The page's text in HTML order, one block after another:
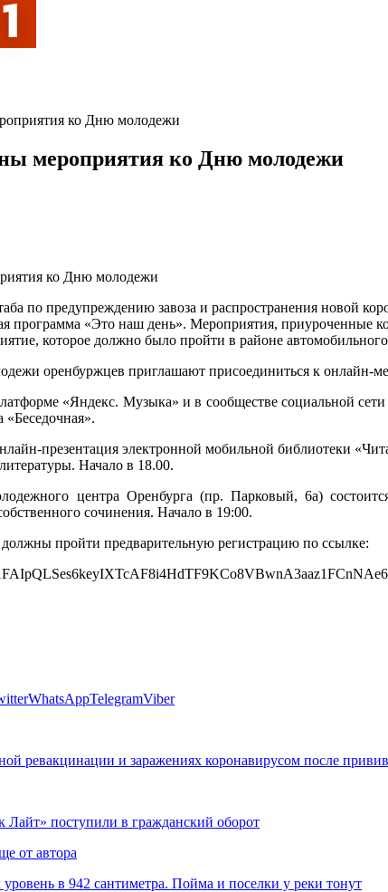
ко Дню молодежи
мероприятия ко Дню молодежи
по предупреждению завоза и распространения новой
программа «Это наш день». Мероприятия,
которое должно было пройти в районе
оренбуржцев приглашают присоединиться к онлайн-
«Яндекс. Музыка» и в сообществе социальной
презентация электронной мобильной библиотеки
Начало в 18.00.
центра Оренбурга (пр. Парковый, 6а)
сочинения. Начало в 19:00.
пройти предварительную регистрацию по ссылке:
WhatsAppTelegramViber
ревакцинации и заражениях коронавирусом после
поступили в гражданский оборот
от автора
в 942 сантиметра. Пойма и поселки у реки тонут